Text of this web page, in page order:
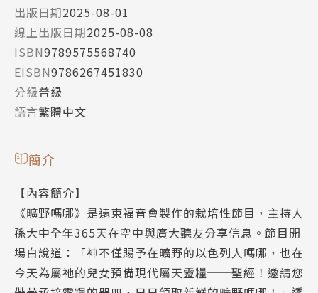
出版日期2025-08-01
線上出版日期2025-08-08
ISBN9789575568740
EISBN9786267451830
分級普級
語言繁體中文
簡介
【內容簡介】
《曠野嗎哪》是遠東福音會製作的栽培性節目，主持人
孫大中全年365天在空中與廣大聽友分享信息。節目開
場白說道：「神不僅賜予在曠野的以色列人嗎哪，也在
今天為屬祂的兒女預備現代屬天靈糧──聖經！邀請您